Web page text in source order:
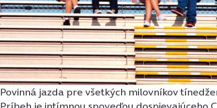
Povinná jazda pre všetkých milovníkov